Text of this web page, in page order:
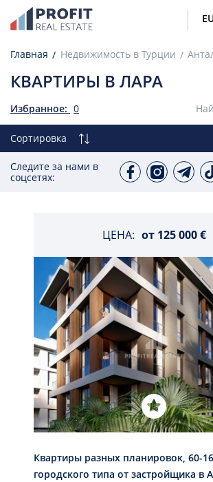
Главная Недвижимость в Турции
КВАРТИРЫ В ЛАРА
Избранное: 0
Сортировка
Следите за нами в
соцсетях:
ЦЕНА: от 125 000 €
Квартиры разных планировок, 60-
городского типа от застройщика в